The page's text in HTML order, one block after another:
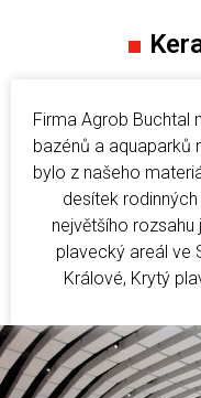
■
Firma Agrob Buchtal
bazénů a aquaparků
bylo z našeho
desítek
největšího rozsahu
plavecký areál ve
Králové, Krytý